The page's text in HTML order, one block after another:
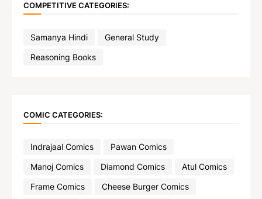
COMPETITIVE CATEGORIES:
Samanya Hindi
General Study
Reasoning Books
COMIC CATEGORIES:
Indrajaal Comics
Pawan Comics
Manoj Comics
Diamond Comics
Atul Comics
Frame Comics
Cheese Burger Comics